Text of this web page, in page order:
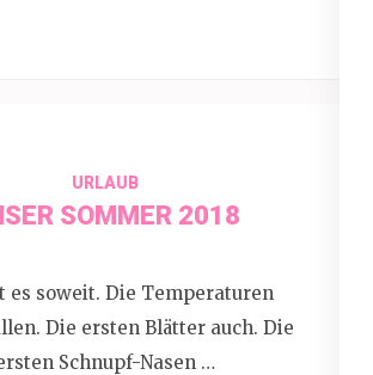
URLAUB
SOMMER 2018
es soweit. Die Temperaturen
Die ersten Blätter auch. Die
Schnupf-Nasen …